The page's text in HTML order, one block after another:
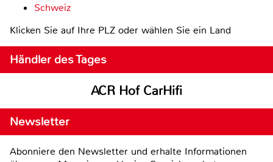
Schweiz
Klicken Sie auf Ihre PLZ oder wählen Sie ein Land
Händler des Tages
ACR Hof CarHifi
Newsletter
Abonniere den Newsletter und erhalte Informationen